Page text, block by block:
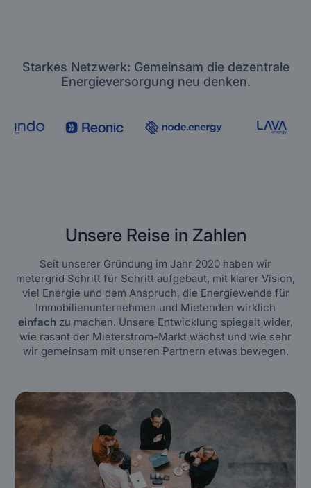
Starkes Netzwerk: Gemeinsam die dezentrale
Energieversorgung neu denken.
Unsere Reise in Zahlen
Seit unserer Gründung im Jahr 2020 haben wir
metergrid Schritt für Schritt aufgebaut, mit klarer Vision,
viel Energie und dem Anspruch, die Energiewende für
Immobilienunternehmen und Mietenden wirklich
einfach zu machen. Unsere Entwicklung spiegelt wider,
wie rasant der Mieterstrom-Markt wächst und wie sehr
wir gemeinsam mit unseren Partnern etwas bewegen.